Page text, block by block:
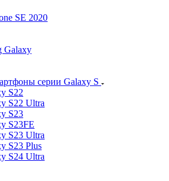
SE 2020
Galaxy
серии Galaxy S
S22
S22 Ultra
S23
S23FE
S23 Ultra
S23 Plus
S24 Ultra